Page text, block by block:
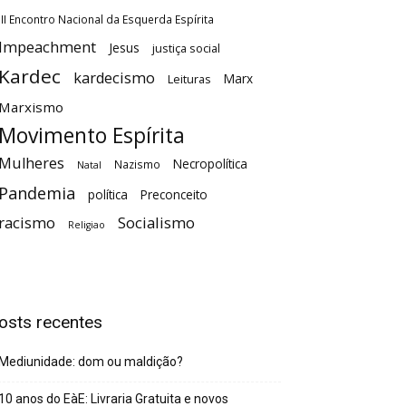
Encontro Nacional da Esquerda Espírita
Jesus justiça social
kardecismo Leituras Marx
Espírita
Natal Nazismo Necropolítica
política Preconceito
Religiao Socialismo
recentes
dom ou maldição?
anos do EàE: Livraria Gratuita e novos